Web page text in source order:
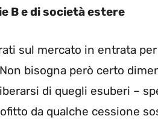
B e di società estere
sul mercato in entrata
bisogna però certo
di quegli esuberi –
da qualche cessione